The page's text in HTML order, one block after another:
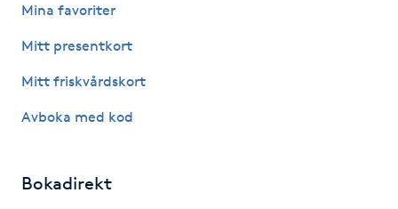
Hälsprickor
Idrottsmassage
Mina favoriter
Mitt presentkort
Mitt friskvårdskort
Avboka med kod
Bokadirekt